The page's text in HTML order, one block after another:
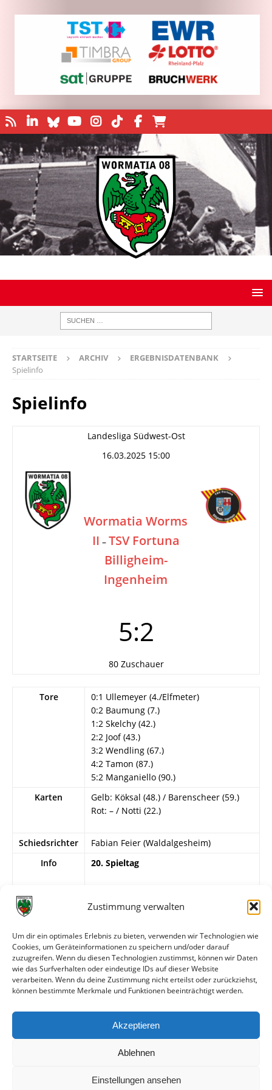
Zustimmung verwalten
Um dir ein optimales Erlebnis zu bieten, verwenden wir Technologien wie
Cookies, um Geräteinformationen zu speichern und/oder darauf
zuzugreifen. Wenn du diesen Technologien zustimmst, können wir Daten
wie das Surfverhalten oder eindeutige IDs auf dieser Website
verarbeiten. Wenn du deine Zustimmung nicht erteilst oder zurückziehst,
können bestimmte Merkmale und Funktionen beeinträchtigt werden.
Akzeptieren
Ablehnen
Einstellungen ansehen
STARTSEITE ARCHIV
ERGEBNISDATENBANK
Spielinfo
Spielinfo
Landesliga Südwest-Ost
16.03.2025 15:00
Wormatia Worms
II – TSV Fortuna
Billigheim-
Ingenheim
5:2
80 Zuschauer
Tore
0:1 Ullemeyer (4./Elfmeter)
0:2 Baumung (7.)
1:2 Skelchy (42.)
2:2 Joof (43.)
3:2 Wendling (67.)
4:2 Tamon (87.)
5:2 Manganiello (90.)
Karten
Gelb: Köksal (48.) / Barenscheer (59.)
Rot: – / Notti (22.)
Schiedsrichter
Fabian Feier (Waldalgesheim)
Info
20. Spieltag
Ofosohene – Wendling, Wekesser, Joof,
Manganiello, Boateng, Sundin, Skelchy
Likakis), Köksal (66. Jennewein). Trainer:
Sawin.
Alle bisherigen Partien der beiden Mannschaften
anzeigen